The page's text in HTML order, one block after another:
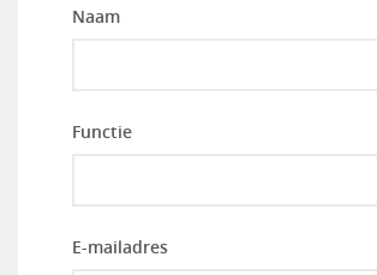
Naam
Functie
E-mailadres